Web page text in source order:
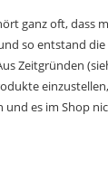
ganz oft, dass
so entstand die
Zeitgründen
und es im Shop